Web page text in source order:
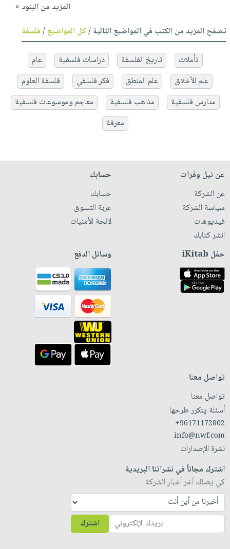
المزيد من البنود »
تصفح المزيد من الكتب في المواضيع التالية /كل المواضيع/فلسفة
تأملات تاريخ الفلسفة دراسات فلسفية
عام
علم الأخلاق
علم المنطق فكر فلسفي
فلسفة العلوم
مدارس فلسفية
مذاهب فلسفية
معاجم وموسوعات فلسفية
معرفة
عن نيل وفرات
عن الشركة
سياسة الشركة
فيديوهات
انشر كتابك
حسابك
حسابك
عربة التسوق
لائحة الأمنيات
حمّل iKitab وسائل الدفع
تواصل معنا
تواصل معنا
أسئلة يتكرر طرحها
+96171172802
info@nwf.com
نشرة الإصدارات
اشترك مجاناً في نشراتنا البريدية
كي يصلك آخر أخبار الشركة
اشترك